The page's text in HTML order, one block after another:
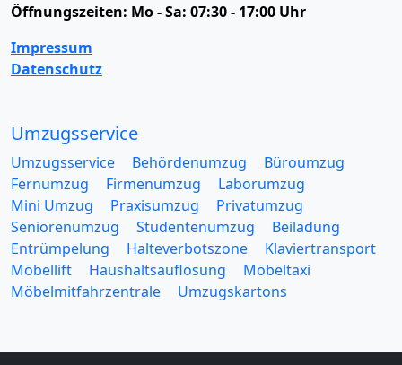
Öffnungszeiten: Mo - Sa: 07:30 - 17:00 Uhr
Impressum
Datenschutz
Umzugsservice
Umzugsservice Behördenumzug
Büroumzug
Fernumzug
Firmenumzug
Laborumzug
Mini Umzug
Praxisumzug
Privatumzug
Seniorenumzug
Studentenumzug
Beiladung
Entrümpelung
Halteverbotszone
Klaviertransport
Möbellift
Haushaltsauflösung
Möbeltaxi
Möbelmitfahrzentrale
Umzugskartons